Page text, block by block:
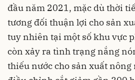
đầu năm 2021, mặc dù thời
tương đối thuận lợi cho sản
tuy nhiên tại một số khu vực
còn xảy ra tình trạng nắng
thiếu nước cho sản xuất